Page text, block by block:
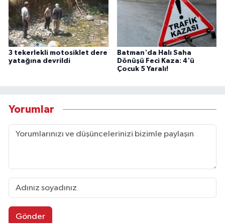
3 tekerlekli motosiklet dere
yatağına devrildi
Batman'da Halı Saha
Dönüşü Feci Kaza: 4'ü
Çocuk 5 Yaralı!
Yorumlar
Gönder